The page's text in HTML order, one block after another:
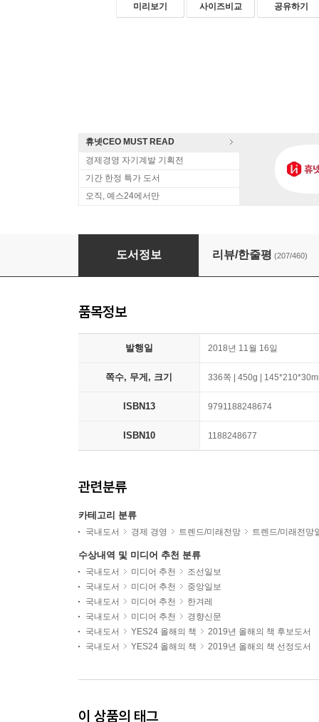
미리보기 사이즈비교 공유하기
휴넷CEO MUST READ
경제경영 자기계발 기획전
기간 한정 특가 도서
오직, 예스24에서만
90년생이 온다
도서정보 리뷰/한줄평 (207/460)
품목정보
발행일 2018년 11월 16일
쪽수, 무게, 크기 336쪽 | 450g |
ISBN13 9791188248674
ISBN10 1188248677
관련분류
카테고리 분류
국내도서 경제 경영 트렌드/미래전망 트렌드/미래전망
수상내역 및 미디어 추천 분류
국내도서 미디어 추천
조선일보
국내도서
미디어 추천
중앙일보
국내도서
미디어 추천
한겨레
국내도서
미디어 추천
경향신문
국내도서
YES24 올해의 책
2019년 올해의 책 후보도서
국내도서
YES24 올해의 책 2019년 올해의 책 선정도서
이 상품의 태그